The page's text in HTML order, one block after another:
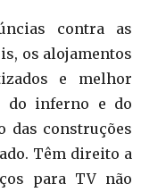
contra as
os alojamentos
e melhor
do inferno e do
construções
Têm direito a
para TV não